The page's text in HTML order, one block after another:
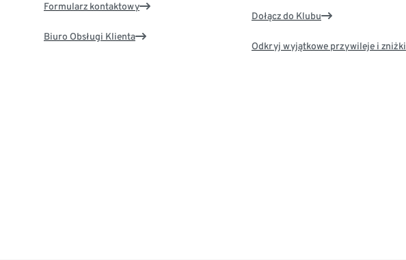
Formularz kontaktowy
Biuro Obsługi Klienta
Dołącz do Klubu
Odkryj wyjątkowe przywileje i zniżki